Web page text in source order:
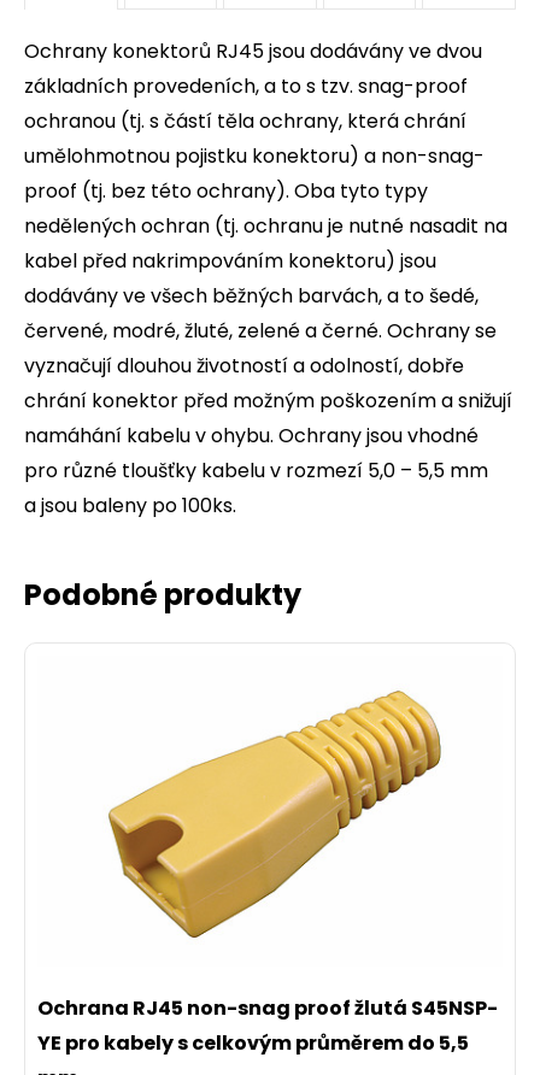
Ochrany konektorů RJ45 jsou dodávány ve dvou
základních provedeních, a to s tzv. snag-proof
ochranou (tj. s částí těla ochrany, která chrání
umělohmotnou pojistku konektoru) a non-snag-
proof (tj. bez této ochrany). Oba tyto typy
nedělených ochran (tj. ochranu je nutné nasadit na
kabel před nakrimpováním konektoru) jsou
dodávány ve všech běžných barvách, a to šedé,
červené, modré, žluté, zelené a černé. Ochrany se
vyznačují dlouhou životností a odolností, dobře
chrání konektor před možným poškozením a snižují
namáhání kabelu v ohybu. Ochrany jsou vhodné
pro různé tloušťky kabelu v rozmezí 5,0 – 5,5 mm
a jsou baleny po 100ks.
Podobné produkty
Ochrana RJ45 non-snag proof žlutá S45NSP-
YE pro kabely s celkovým průměrem do 5,5